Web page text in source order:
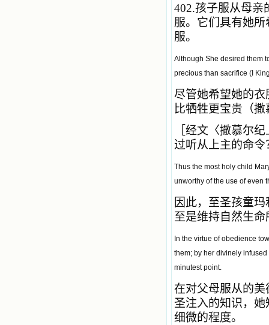
402.孩子服从母亲
服。它们具有她
服。
Although She desired them
precious than sacrifice (I
尽管她希望她的
比牺牲更宝贵（
［经文〈撒慕尔
过听从上主的命
Thus the most holy child
unworthy of the use of even
因此，至圣孩童
至是维持自然生
In the virtue of obedience
them; by her divinely
minutest point.
在对父母服从的
圣注入的知识，
细微的程度。